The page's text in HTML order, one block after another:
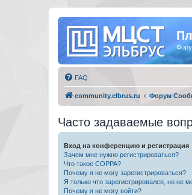
FAQ
community.elbrus.ru Форум
Часто задаваемые
Вход на конференцию и регистрация
Зачем мне нужно регистрироваться?
Что такое COPPA?
Почему я не могу зарегистрироваться?
Я только что зарегистрировался, но не
Почему я не могу войти?